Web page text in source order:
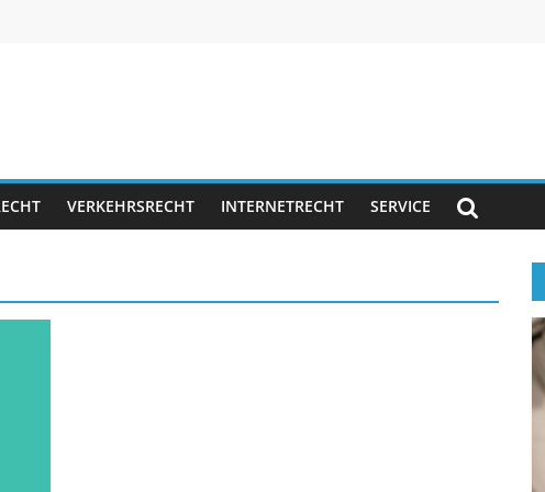
VERKEHRSRECHT INTERNETRECHT SERVICE